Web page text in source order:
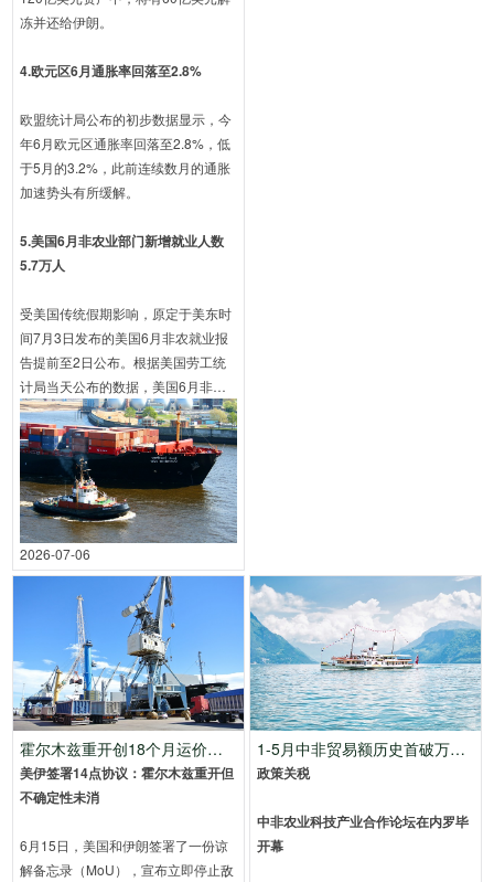
冻并还给伊朗。
4.欧元区6月通胀率回落至2.8%
欧盟统计局公布的初步数据显示，今
年6月欧元区通胀率回落至2.8%，低
于5月的3.2%，此前连续数月的通胀
加速势头有所缓解。
5.美国6月非农业部门新增就业人数
5.7万人
受美国传统假期影响，原定于美东时
间7月3日发布的美国6月非农就业报
告提前至2日公布。根据美国劳工统
计局当天公布的数据，美国6月非农
业部门新增就业人数5.7万人，当月
失业率为4.2%，较5月修正后的17.2
万人明显回落。（文章来源 | 新华
网、人民日报、贸易网）
2026-07-06
霍尔木兹重开创18个月运价新高！
美伊签署14点协议：霍尔木兹重开但
不确定性未消
6月15日，美国和伊朗签署了一份谅
解备忘录（MoU），宣布立即停止敌
1-5月中非贸易额历史首破万亿，同比增长18.2%
政策关税
中非农业科技产业合作论坛在内罗毕
开幕